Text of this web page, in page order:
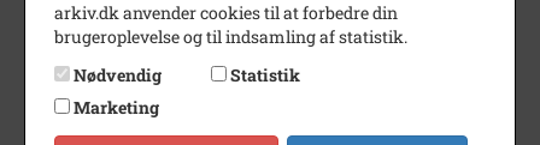
Dateringsnote
udateret
Fotograf
Ukendt
Arkiv
Lokalarkiv
arkiv.dk anvender cookies til at forbedre din
brugeroplevelse og til indsamling af statistik.
Nødvendig
Statistik
Marketing